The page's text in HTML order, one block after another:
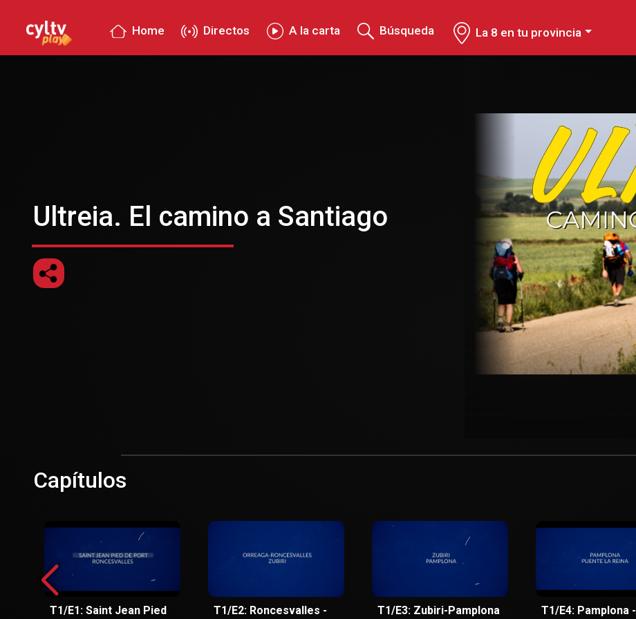
Home Directos A la carta Búsqueda La 8 en tu provincia
Ultreia. El camino a Santiago
Capítulos
T1/E1: Saint Jean Pied T1/E2: Roncesvalles - T1/E3: Zubiri-Pamplona T1/E4: Pamplona -